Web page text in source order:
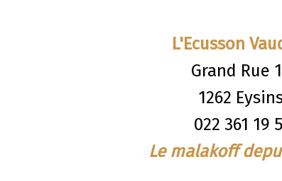
L'Ecusson
Grand Rue
1262
022 361 19
Le malakoff